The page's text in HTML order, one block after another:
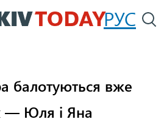
Перейти
до
РУС
балотуються вже
— Юля і Яна